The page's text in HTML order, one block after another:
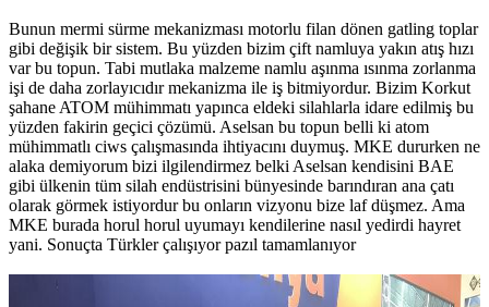
Bunun mermi sürme mekanizması motorlu filan dönen gatling toplar
gibi değişik bir sistem. Bu yüzden bizim çift namluya yakın atış hızı
var bu topun. Tabi mutlaka malzeme namlu aşınma ısınma zorlanma
işi de daha zorlayıcıdır mekanizma ile iş bitmiyordur. Bizim Korkut
şahane ATOM mühimmatı yapınca eldeki silahlarla idare edilmiş bu
yüzden fakirin geçici çözümü. Aselsan bu topun belli ki atom
mühimmatlı ciws çalışmasında ihtiyacını duymuş. MKE dururken ne
alaka demiyorum bizi ilgilendirmez belki Aselsan kendisini BAE
gibi ülkenin tüm silah endüstrisini bünyesinde barındıran ana çatı
olarak görmek istiyordur bu onların vizyonu bize laf düşmez. Ama
MKE burada horul horul uyumayı kendilerine nasıl yedirdi hayret
yani. Sonuçta Türkler çalışıyor pazıl tamamlanıyor